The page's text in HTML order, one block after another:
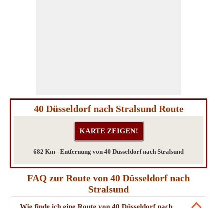
40 Düsseldorf nach Stralsund Route
682 Km - Entfernung von 40 Düsseldorf nach Stralsund
FAQ zur Route von 40 Düsseldorf nach
Stralsund